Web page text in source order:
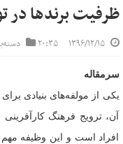
ظرفیت برندها در
۱۳۹۶/۱۲/۱۵ ۲۰:۳۵
سرمقاله
یکی از مولفه‌های بنیادی
آن، ترویج فرهنگ
افراد است و این وظیفه